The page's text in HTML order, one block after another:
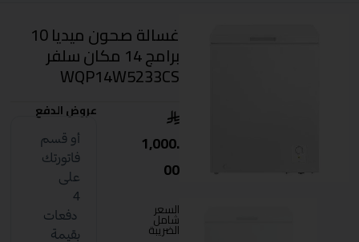
غسالة صحون ميديا 10
برامج 14 مكان سلفر
WQP14W5233CS
1,000.
00
السعر
شامل
الضريبة
عروض الدفع